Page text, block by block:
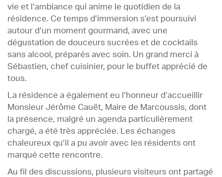
vie et l’ambiance qui anime le quotidien de la
résidence. Ce temps d’immersion s’est poursuivi
autour d’un moment gourmand, avec une
dégustation de douceurs sucrées et de cocktails
sans alcool, préparés avec soin. Un grand merci à
Sébastien, chef cuisinier, pour le buffet apprécié de
tous.
La résidence a également eu l’honneur d’accueillir
Monsieur Jérôme Cauët, Maire de Marcoussis, dont
la présence, malgré un agenda particulièrement
chargé, a été très appréciée. Les échanges
chaleureux qu’il a pu avoir avec les résidents ont
marqué cette rencontre.
Au fil des discussions, plusieurs visiteurs ont partagé